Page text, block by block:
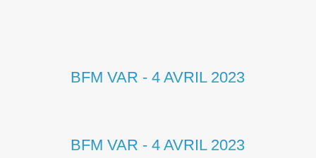
BFM VAR - 4 AVRIL 2023
BFM VAR - 4 AVRIL 2023